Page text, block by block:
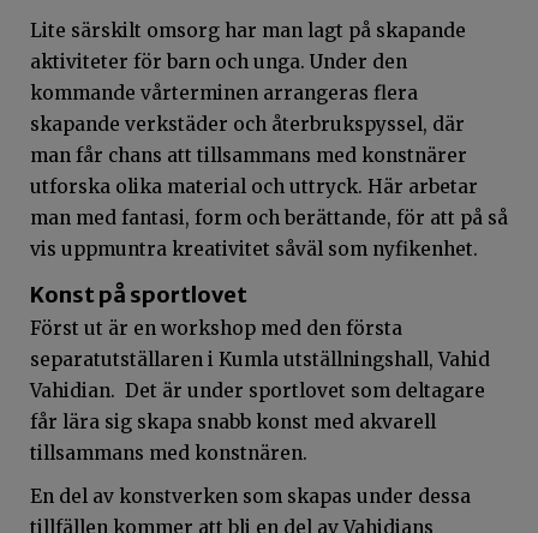
Lite särskilt omsorg har man lagt på skapande
aktiviteter för barn och unga. Under den
kommande vårterminen arrangeras flera
skapande verkstäder och återbrukspyssel, där
man får chans att tillsammans med konstnärer
utforska olika material och uttryck. Här arbetar
man med fantasi, form och berättande, för att på så
vis uppmuntra kreativitet såväl som nyfikenhet.
Konst på sportlovet
Först ut är en workshop med den första
separatutställaren i Kumla utställningshall, Vahid
Vahidian. Det är under sportlovet som deltagare
får lära sig skapa snabb konst med akvarell
tillsammans med konstnären.
En del av konstverken som skapas under dessa
tillfällen kommer att bli en del av Vahidians